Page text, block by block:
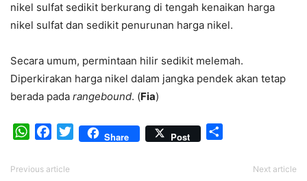
nikel sulfat sedikit berkurang di tengah kenaikan harga
nikel sulfat dan sedikit penurunan harga nikel.
Secara umum, permintaan hilir sedikit melemah.
Diperkirakan harga nikel dalam jangka pendek akan tetap
berada pada rangebound. (Fia)
WhatsAppFacebook
TwitterShare Post
Previous article Next article